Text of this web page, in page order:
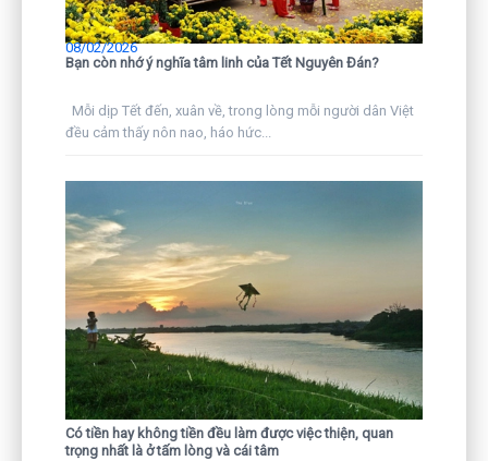
Bạn còn nhớ ý nghĩa tâm linh của Tết Nguyên Đán?
08/02/2026
Mỗi dịp Tết đến, xuân về, trong lòng mỗi người dân Việt
đều cảm thấy nôn nao, háo hức...
Có tiền hay không tiền đều làm được việc thiện, quan
trọng nhất là ở tấm lòng và cái tâm